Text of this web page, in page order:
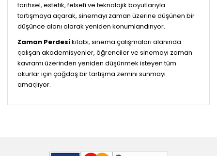
tarihsel, estetik, felsefi ve teknolojik boyutlarıyla
tartışmaya açarak, sinemayı zaman üzerine düşünen bir
düşünce alanı olarak yeniden konumlandırıyor.
Zaman Perdesikitabı, sinema çalışmaları alanında
çalışan akademisyenler, öğrenciler ve sinemayı zaman
kavramı üzerinden yeniden düşünmek isteyen tüm
okurlar için çağdaş bir tartışma zemini sunmayı
amaçlıyor.